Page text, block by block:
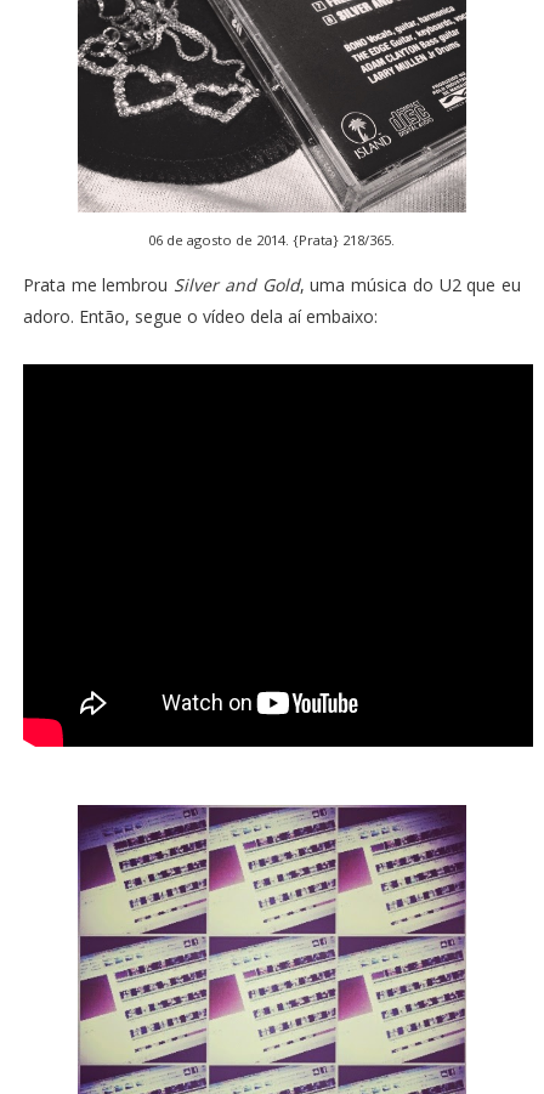
06 de agosto de 2014. {Prata} 218/365.
Prata me lembrou Silver and Gold, uma música do U2 que eu
adoro. Então, segue o vídeo dela aí embaixo: